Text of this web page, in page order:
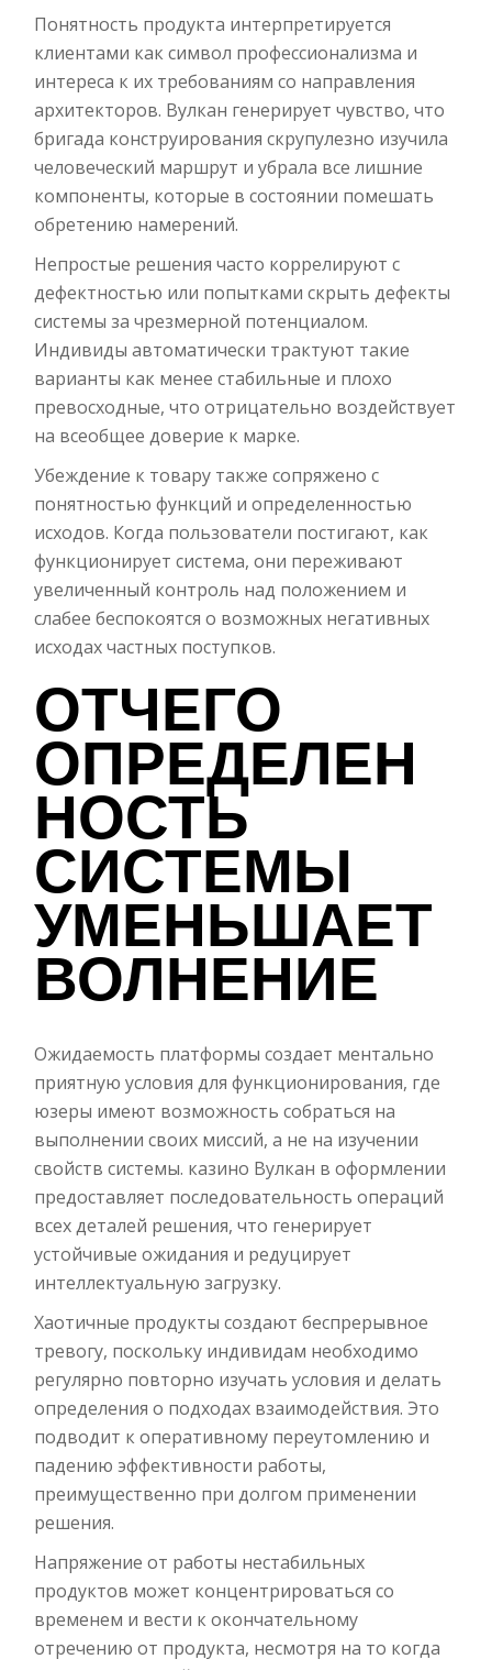
Понятность продукта интерпретируется
клиентами как символ профессионализма и
интереса к их требованиям со направления
архитекторов. Вулкан генерирует чувство, что
бригада конструирования скрупулезно изучила
человеческий маршрут и убрала все лишние
компоненты, которые в состоянии помешать
обретению намерений.
Непростые решения часто коррелируют с
дефектностью или попытками скрыть дефекты
системы за чрезмерной потенциалом.
Индивиды автоматически трактуют такие
варианты как менее стабильные и плохо
превосходные, что отрицательно воздействует
на всеобщее доверие к марке.
Убеждение к товару также сопряжено с
понятностью функций и определенностью
исходов. Когда пользователи постигают, как
функционирует система, они переживают
увеличенный контроль над положением и
слабее беспокоятся о возможных негативных
исходах частных поступков.
ОТЧЕГО
ОПРЕДЕЛЕН
НОСТЬ
СИСТЕМЫ
УМЕНЬШАЕТ
ВОЛНЕНИЕ
Ожидаемость платформы создает ментально
приятную условия для функционирования, где
юзеры имеют возможность собраться на
выполнении своих миссий, а не на изучении
свойств системы. казино Вулкан в оформлении
предоставляет последовательность операций
всех деталей решения, что генерирует
устойчивые ожидания и редуцирует
интеллектуальную загрузку.
Хаотичные продукты создают беспрерывное
тревогу, поскольку индивидам необходимо
регулярно повторно изучать условия и делать
определения о подходах взаимодействия. Это
подводит к оперативному переутомлению и
падению эффективности работы,
преимущественно при долгом применении
решения.
Напряжение от работы нестабильных
продуктов может концентрироваться со
временем и вести к окончательному
отречению от продукта, несмотря на то когда